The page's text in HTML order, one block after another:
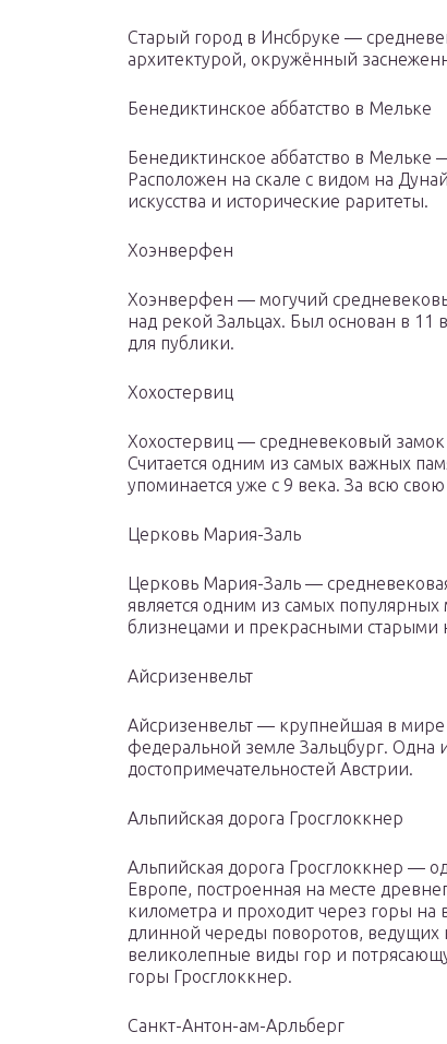
Старый город в Инсбруке —
архитектурой, окружённый
Бенедиктинское аббатство в Мельке
Бенедиктинское аббатство в
Расположен на скале с видом на
искусства и исторические раритеты.
Хоэнверфен
Хоэнверфен — могучий
над рекой Зальцах. Был основан в 11
для публики.
Хохостервиц
Хохостервиц — средневековый замок
Считается одним из самых важных
упоминается уже с 9 века. За всю
Церковь Мария-Заль
Церковь Мария-Заль —
является одним из самых
близнецами и прекрасными старыми
Айсризенвельт
Айсризенвельт — крупнейшая в
федеральной земле Зальцбург. Одна
достопримечательностей Австрии.
Альпийская дорога Гросглоккнер
Альпийская дорога Гросглоккнер —
Европе, построенная на месте
километра и проходит через горы на
длинной череды поворотов, ведущих
великолепные виды гор и
горы Гросглоккнер.
Санкт-Антон-ам-Арльберг